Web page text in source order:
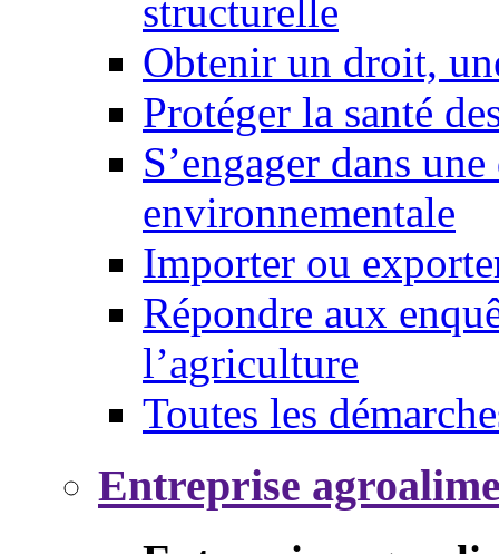
structurelle
Obtenir un droit,
Protéger la santé
S’engager dans
environnementale
Importer ou
Répondre aux
l’agriculture
Toutes les
Entreprise